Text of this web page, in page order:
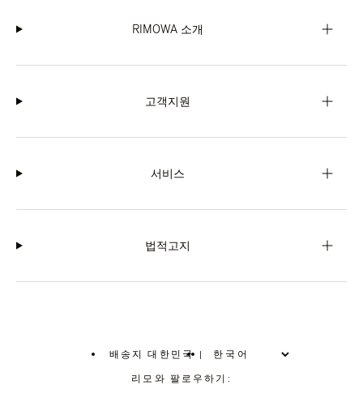
RIMOWA 소개
고객지원
서비스
법적고지
배송지 대한민국
위
치
|
리모와 팔로우하기: